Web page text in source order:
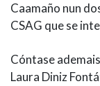
Caamaño nun
CSAG que se
Cóntase
Laura Diniz